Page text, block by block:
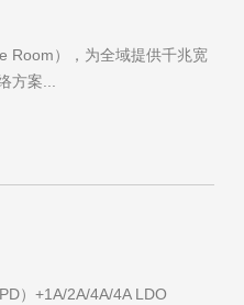
），为全域提供千兆宽
方案...
）+1A/2A/4A/4A LDO